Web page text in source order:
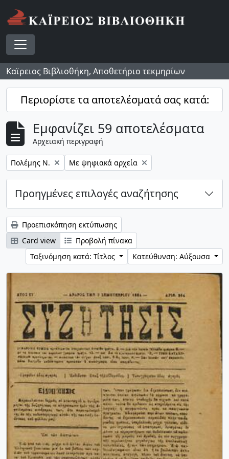
Skip to main content
Toggle navigation
Καϊρειος Βιβλιοθήκη, Αποθετήριο τεκμηρίων
Περιορίστε τα αποτελέσματά σας κατά:
Εμφανίζει 59 αποτελέσματα
Αρχειακή περιγραφή
Αφαίρεση φίλτρου:
Πολέμης Ν. Αφαίρεση φίλτρου:
Με ψηφιακά αρχεία
Προηγμένες επιλογές αναζήτησης
Προεπισκόπηση εκτύπωσης
Card view
Προβολή πίνακα
Ταξινόμηση κατά: Τίτλος
Κατεύθυνση: Αύξουσα